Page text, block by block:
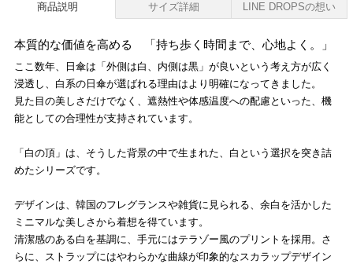
商品説明 サイズ詳細 LINE DROPSの想い
本質的な価値を高める 「持ち歩く時間まで、心地よく。」
ここ数年、日傘は「外側は白、内側は黒」が良いという考え方が広く
浸透し、白系の日傘が選ばれる理由はより明確になってきました。
見た目の美しさだけでなく、遮熱性や体感温度への配慮といった、機
能としての合理性が支持されています。
「白の頂」は、そうした背景の中で生まれた、白という選択を突き詰
めたシリーズです。
デザインは、韓国のフレグランスや雑貨に見られる、余白を活かした
ミニマルな美しさから着想を得ています。
清潔感のある白を基調に、手元にはテラゾー風のプリントを採用。さ
らに、ストラップにはやわらかな曲線が印象的なスカラップデザイン